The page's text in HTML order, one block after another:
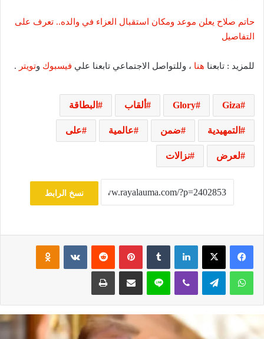
حاتم صلاح يعلن موعد ومكان استقبال العزاء في والده.. تعرف على
التفاصيل
للمزيد : تابعنا هنا ، وللتواصل الاجتماعي تابعنا علي فيسبوك وتويتر .
Giza
Glory ألقاب البطاقة
التمهيدية ضمن عالمية على
لعرض نزالات
نسخ الرابط
فيسبوك ‫X لينكدإن بينتيريست
واتساب تيلقرام لاين